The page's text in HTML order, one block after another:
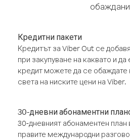
Кредитни пакети
Кредитът за Viber Out се
при закупуване на каквато и
кредит можете да се
света на ниските цени на Viber.
30-дневни абонаментни
30-дневният абонаментен план
правите международни